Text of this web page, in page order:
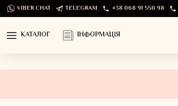
VIBER CHAT TELEGRAM +38 068 91 550 98
КАТАЛОГ ІНФОРМАЦІЯ